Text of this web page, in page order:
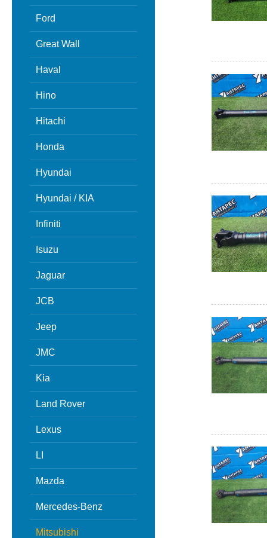
Ford
Great Wall
Haval
Hino
Hitachi
Honda
Hyundai
Hyundai / KIA
Infiniti
Isuzu
Jaguar
JCB
Jeep
JMC
Kia
Land Rover
Lexus
LI
Mazda
Mercedes-Benz
Mitsubishi